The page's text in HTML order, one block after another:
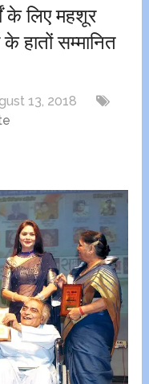
के लिए महशूर
हातों सम्मानित
13, 2018